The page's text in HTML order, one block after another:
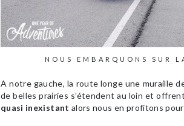
NOUS EMBARQUONS SUR
A notre gauche, la route longe une muraille
de belles prairies s’étendent au loin et
quasi inexistant alors nous en profitons